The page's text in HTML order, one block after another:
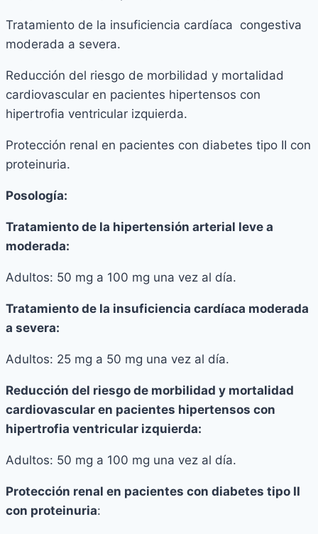
Tratamiento de la insuficiencia cardíaca congestiva
moderada a severa.
Reducción del riesgo de morbilidad y mortalidad
cardiovascular en pacientes hipertensos con
hipertrofia ventricular izquierda.
Protección renal en pacientes con diabetes tipo II con
proteinuria.
Posología:
Tratamiento de la hipertensión arterial leve a
moderada:
Adultos: 50 mg a 100 mg una vez al día.
Tratamiento de la insuficiencia cardíaca moderada
a severa:
Adultos: 25 mg a 50 mg una vez al día.
Reducción del riesgo de morbilidad y mortalidad
cardiovascular en pacientes hipertensos con
hipertrofia ventricular izquierda:
Adultos: 50 mg a 100 mg una vez al día.
Protección renal en pacientes con diabetes tipo II
con proteinuria: